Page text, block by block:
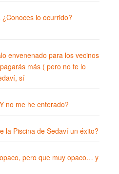
¿Conoces lo ocurrido?
envenenado para los vecinos
más ( pero no te lo
sí
no me he enterado?
la Piscina de Sedaví un éxito?
pero que muy opaco… y